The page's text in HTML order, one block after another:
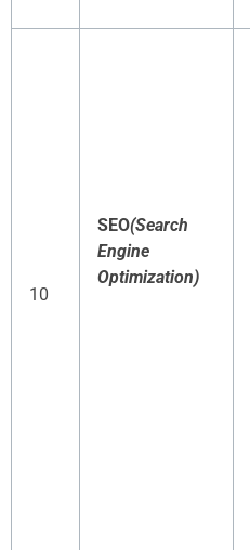
10
SEO(Search
Engine
Optimization)